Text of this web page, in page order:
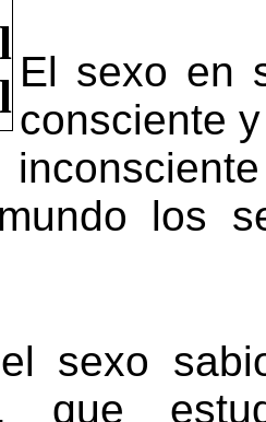
El sexo en
consciente
los
sexo
que